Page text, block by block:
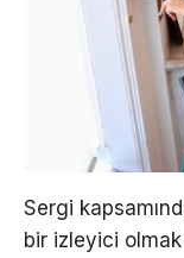
Sergi
bir izleyici